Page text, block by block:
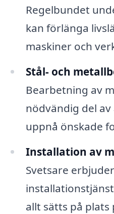
Regelbundet
kan förlänga
maskiner och
Stål- och
Bearbetning av
nödvändig del
uppnå önskade
Installation av
Svetsare
allt sätts på plats